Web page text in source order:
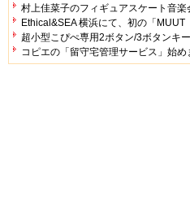
村上佳菜子のフィギュアスケート音
Ethical&SEA 横浜にて、初の「
超小型こぴぺ専用2ボタン/3ボタンキ
コピエの「留守宅管理サービス」始め